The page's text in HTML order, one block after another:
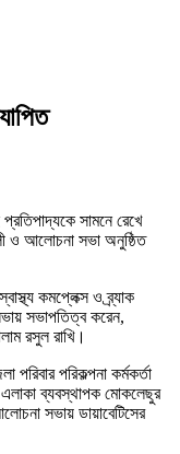
সামনে রেখে
ও আলোচনা সভা অনুষ্ঠিত
কমপ্লেক্স ও ব্র্যাক
সভাপতিত্ব করেন,
রসুল রাখি।
পরিকল্পনা কর্মকর্তা
এলাকা ব্যবস্থাপক মোকলেছুর
সভায় ডায়াবেটিসের